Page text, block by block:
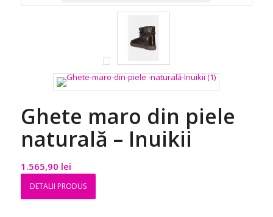
Ghete maro din piele
naturală – Inuikii
1.565,90 lei
DETALII PRODUS